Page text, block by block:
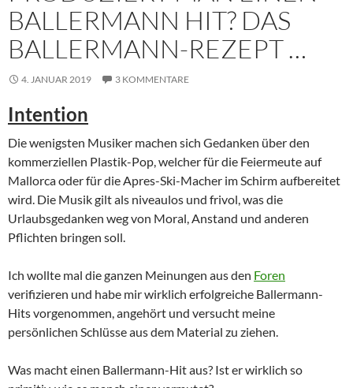
BALLERMANN HIT? DAS
BALLERMANN-REZEPT …
4. JANUAR 2019 3 KOMMENTARE
Intention
Die wenigsten Musiker machen sich Gedanken über den
kommerziellen Plastik-Pop, welcher für die Feiermeute auf
Mallorca oder für die Apres-Ski-Macher im Schirm aufbereitet
wird. Die Musik gilt als niveaulos und frivol, was die
Urlaubsgedanken weg von Moral, Anstand und anderen
Pflichten bringen soll.
Ich wollte mal die ganzen Meinungen aus den Foren
verifizieren und habe mir wirklich erfolgreiche Ballermann-
Hits vorgenommen, angehört und versucht meine
persönlichen Schlüsse aus dem Material zu ziehen.
Was macht einen Ballermann-Hit aus? Ist er wirklich so